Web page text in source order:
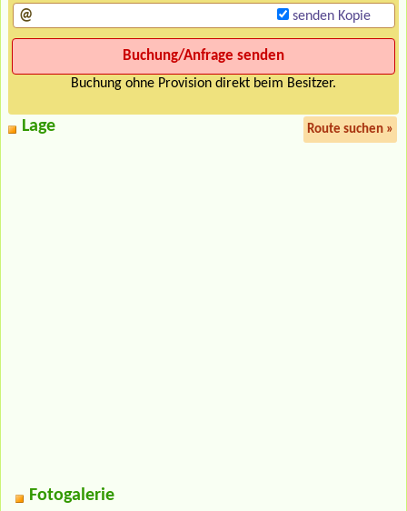
senden Kopie
Buchung ohne Provision direkt beim Besitzer.
Lage Route suchen »
Fotogalerie